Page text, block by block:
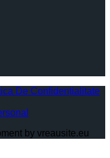
De Confidențialitate
by vreausite.eu